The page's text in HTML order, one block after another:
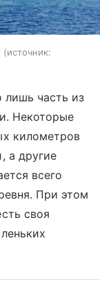
источник:
лишь часть из
Некоторые
километров
а другие
всего
При этом
своя